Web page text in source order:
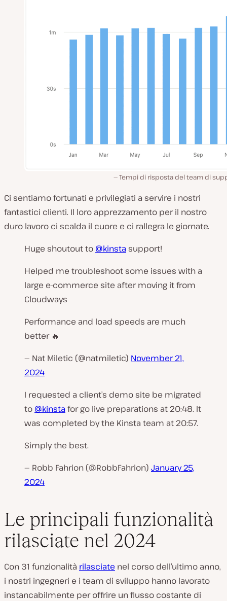
Tempi di risposta del team di
Ci sentiamo fortunati e privilegiati a servire i nostri
fantastici clienti. Il loro apprezzamento per il nostro
duro lavoro ci scalda il cuore e ci rallegra le giornate.
Huge shoutout to @kinsta support!
Helped me troubleshoot some issues with a
large e-commerce site after moving it from
Cloudways
Performance and load speeds are much
better 🔥
— Nat Miletic (@natmiletic) November 21,
2024
I requested a client’s demo site be migrated
to @kinstafor go live preparations at 20:48. It
was completed by the Kinsta team at 20:57.
Simply the best.
— Robb Fahrion (@RobbFahrion) January 25,
2024
Le principali funzionalità
rilasciate nel 2024
Con 31 funzionalità rilasciate nel corso dell’ultimo anno,
i nostri ingegneri e i team di sviluppo hanno lavorato
instancabilmente per offrire un flusso costante di